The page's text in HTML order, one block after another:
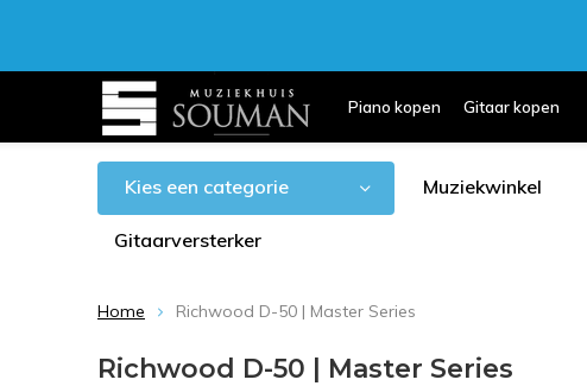
Piano kopen Gitaar kopen
Kies een categorie Muziekwinkel
Gitaarversterker
Home Richwood D-50 | Master Series
Richwood D-50 | Master Series